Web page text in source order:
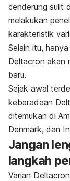
cenderung sulit
melakukan
karakteristik
Selain itu,
Deltacron akan
baru.
Sejak awal
keberadaan
ditemukan di
Denmark, dan
Jangan
langkah
Varian